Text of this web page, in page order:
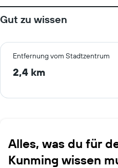
Gut zu wissen
Entfernung vom Stadtzentrum
2,4 km
Alles, was du für
Kunming wissen